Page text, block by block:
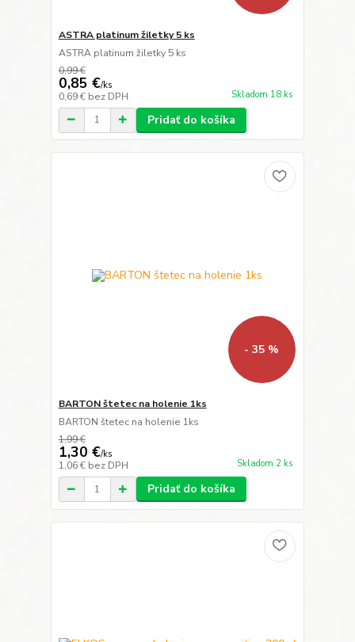
ASTRA platinum žiletky 5 ks
ASTRA platinum žiletky 5 ks
0,99 €
0,85 €/ks
0,69 € bez DPH Skladom 18 ks
Pridať do košíka
- 35 %
BARTON štetec na holenie 1ks
BARTON štetec na holenie 1ks
1,99 €
1,30 €/ks
1,06 € bez DPH Skladom 2 ks
Pridať do košíka